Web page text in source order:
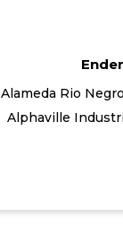
Alameda Rio
Alphaville